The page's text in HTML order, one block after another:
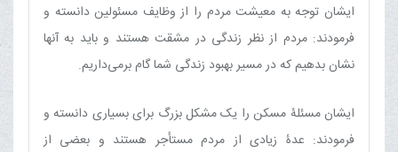
ایشان توجه به معیشت مردم را از وظایف مسئولین دانسته و
فرمودند: مردم از نظر زندگی در مشقت هستند و باید به آنها
نشان بدهیم که در مسیر بهبود زندگی شما گام برمی‌داریم.
ایشان مسئلۀ مسکن را یک مشکل بزرگ برای بسیاری دانسته و
فرمودند: عدۀ زیادی از مردم مستأجر هستند و بعضی از